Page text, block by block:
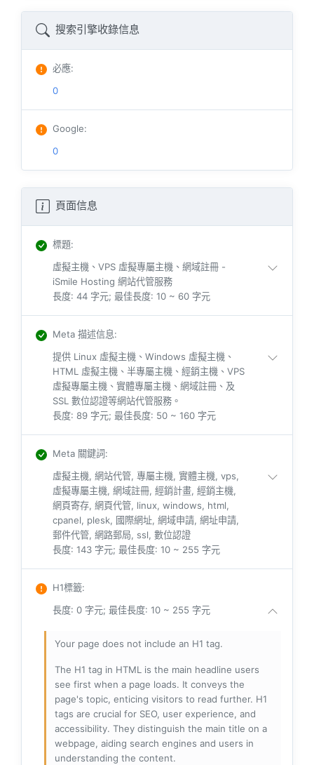
搜索引擎收錄信息
必應:
0
Google:
0
頁面信息
標題:
虛擬主機、VPS 虛擬專屬主機、網域註冊 -
iSmile Hosting 網站代管服務
長度: 44 字元; 最佳長度: 10 ~ 60 字元
Meta 描述信息:
提供 Linux 虛擬主機、Windows 虛擬主機、
HTML 虛擬主機、半專屬主機、經銷主機、VPS
虛擬專屬主機、實體專屬主機、網域註冊、及
SSL 數位認證等網站代管服務。
長度: 89 字元; 最佳長度: 50 ~ 160 字元
Meta 關鍵詞:
虛擬主機, 網站代管, 專屬主機, 實體主機, vps,
虛擬專屬主機, 網域註冊, 經銷計畫, 經銷主機,
網頁寄存, 網頁代管, linux, windows, html,
cpanel, plesk, 國際網址, 網域申請, 網址申請,
郵件代管, 網路郵局, ssl, 數位認證
長度: 143 字元; 最佳長度: 10 ~ 255 字元
H1標籤:
長度: 0 字元; 最佳長度: 10 ~ 255 字元
Your page does not include an H1 tag.
The H1 tag in HTML is the main headline users
see first when a page loads. It conveys the
page's topic, enticing visitors to read further. H1
tags are crucial for SEO, user experience, and
accessibility. They distinguish the main title on a
webpage, aiding search engines and users in
understanding the content.